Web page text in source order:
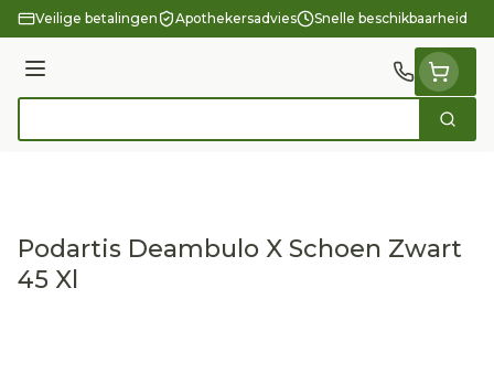
Ga naar de inhoud
Veilige betalingen Apothekersadvies Snelle beschikbaarheid
Menu
Zoek
Podartis Deambulo X Schoen Zwart
45 Xl